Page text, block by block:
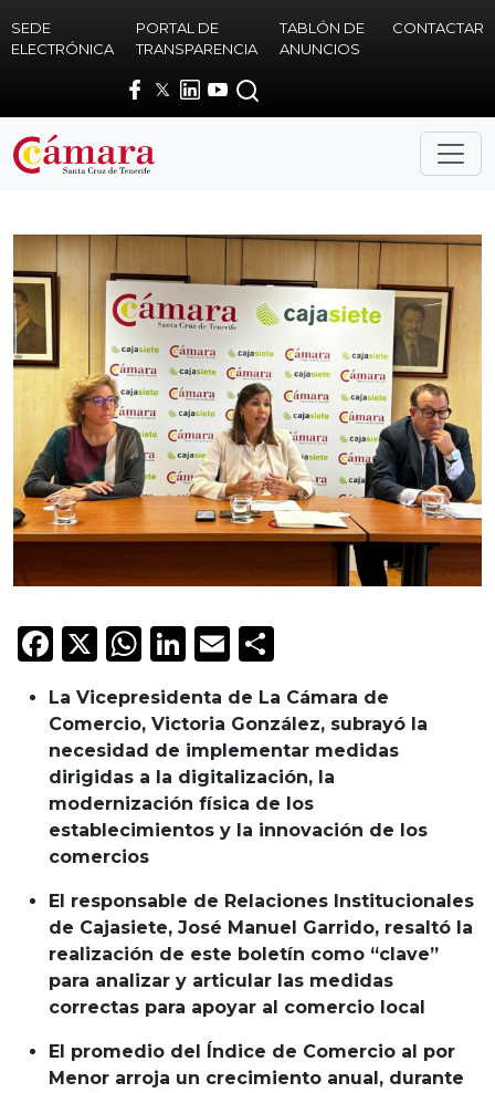
SEDE
ELECTRÓNICA
PORTAL DE
TRANSPARENCIA
TABLÓN DE
ANUNCIOS
CONTACTAR
Facebook
X WhatsApp
LinkedIn
Email
La Vicepresidenta de La Cámara de
Comercio, Victoria González, subrayó la
necesidad de implementar medidas
dirigidas a la digitalización, la
modernización física de los
establecimientos y la innovación de los
comercios
El responsable de Relaciones Institucionales
de Cajasiete, José Manuel Garrido, resaltó la
realización de este boletín como “clave”
para analizar y articular las medidas
correctas para apoyar al comercio local
El promedio del Índice de Comercio al por
Menor arroja un crecimiento anual, durante